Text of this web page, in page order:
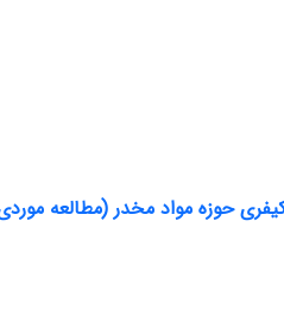
کیفری حوزه مواد مخدر (مطالعه